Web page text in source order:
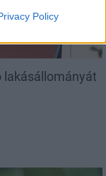
Policy
lakásállományát